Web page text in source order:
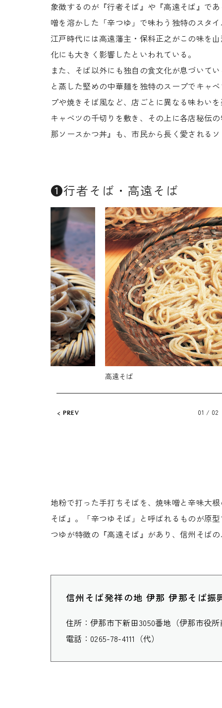
象徴するのが『行者そば』や『高遠そば』で
噌を溶かした「辛つゆ」で味わう独特のスタ
江戸時代には高遠藩主・保科正之がこの味を
化にも大きく影響したといわれている。
また、そば以外にも独自の食文化が息づいて
と蒸した堅めの中華麺を独特のスープでキャ
プや焼きそば風など、店ごとに異なる味わい
キャベツの千切りを敷き、その上に各店秘伝
那ソースかつ丼』も、市民から長く愛される
❶行者そば・高遠そば
PREV
高遠そば
01 / 02
地粉で打った手打ちそばを、焼味噌と辛味大
そば』。「辛つゆそば」と呼ばれるものが原
つゆが特徴の『高遠そば』があり、信州そば
信州そば発祥の地 伊那 伊那そば振
住所：伊那市下新田3050番地（伊那市役
電話：0265-78-4111（代）